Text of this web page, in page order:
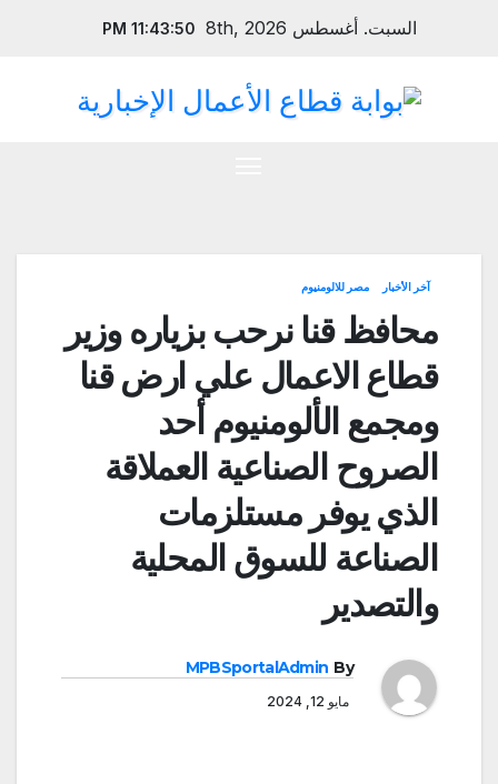
السبت. أغسطس 8th, 2026 11:43:51 PM
آخر الأخبار مصر للالومنيوم
محافظ قنا نرحب بزياره وزير
قطاع الاعمال علي ارض قنا
ومجمع الألومنيوم أحد
الصروح الصناعية العملاقة
الذي يوفر مستلزمات
الصناعة للسوق المحلية
والتصدير
By
MPBSportalAdmin
مايو 12, 2024